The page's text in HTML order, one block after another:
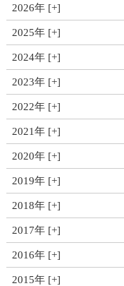
2026年
2025年
2024年
2023年
2022年
2021年
2020年
2019年
2018年
2017年
2016年
2015年